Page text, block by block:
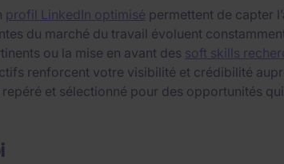
profil LinkedIn optimisé permettent de capter
du marché du travail évoluent
ou la mise en avant des soft skills
renforcent votre visibilité et crédibilité
et sélectionné pour des opportunités